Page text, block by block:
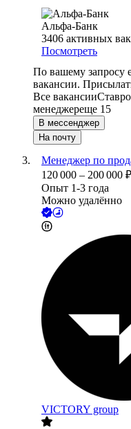
Альфа-Банк
3406 активных
Посмотреть
По вашему запросу
вакансии.
Все вакансии
менеджереще 15
В мессенджер
На почту
Менеджер по
120 000 – 200 000 ₽
Опыт 1-3 года
Можно удалённо
VICTORY group